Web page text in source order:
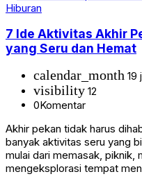
Hiburan
7 Ide Aktivitas Akhir
yang Seru dan Hemat
calendar_month 19
visibility 12
0Komentar
Akhir pekan tidak harus
banyak aktivitas seru yang
mulai dari memasak, piknik,
mengeksplorasi tempat